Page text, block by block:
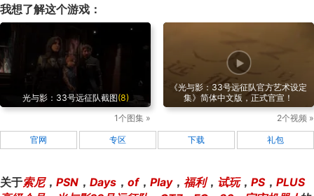
我想了解这个游戏：
光与影：33号远征队截图(8)
1个图集 »
《光与影：33号远征队官方艺术设定
集》简体中文版，正式官宣！
2个视频 »
官网 专区 下载 礼包
关于索尼， PSN ， Days ， of， Play， 福利， 试玩， PS， PLUS